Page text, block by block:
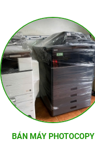
BÁN MÁY PHOTOCOPY